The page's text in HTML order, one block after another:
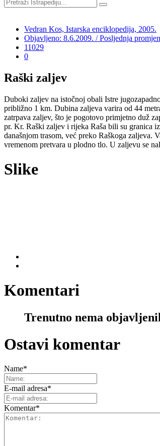
Vedran Kos, Istarska enciklopedija, 2005.
Objavljeno: 8.6.2009. / Posljednja
11029
0
Raški zaljev
Duboki zaljev na istočnoj obali Istre
približno 1 km. Dubina zaljeva varira od 44
zatrpava zaljev, što je pogotovo primjetno duž
pr. Kr. Raški zaljev i rijeka Raša bili su granica
današnjom trasom, već preko Raškoga zaljeva.
vremenom pretvara u plodno tlo. U zaljevu se
Slike
Komentari
Trenutno nema
Ostavi komentar
Name*
E-mail adresa*
Komentar*